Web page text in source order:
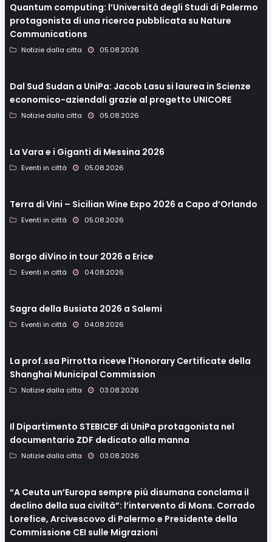
Quantum computing: l’Università degli Studi di Palermo
protagonista di una ricerca pubblicata su Nature
Communications
Notizie dalla citta 05.08.2026
Dal Sud Sudan a UniPa: Jacob Lasu si laurea in Scienze
economico-aziendali grazie al progetto UNICORE
Notizie dalla citta 05.08.2026
La Vara e i Giganti di Messina 2026
Eventi in città 05.08.2026
Terra di Vini – Sicilian Wine Expo 2026 a Capo d’Orlando
Eventi in città 05.08.2026
Borgo diVino in tour 2026 a Erice
Eventi in città 04.08.2026
Sagra della Busiata 2026 a Salemi
Eventi in città 04.08.2026
La prof.ssa Pirrotta riceve l'Honorary Certificate della
Shanghai Municipal Commission
Notizie dalla citta 03.08.2026
Il Dipartimento STEBICEF di UniPa protagonista nel
documentario ZDF dedicato alla manna
Notizie dalla citta 03.08.2026
“A Ceuta un’Europa sempre più disumana conclama il
declino della sua civiltà”: l’intervento di Mons. Corrado
Lorefice, Arcivescovo di Palermo e Presidente della
Commissione CEI sulle Migrazioni